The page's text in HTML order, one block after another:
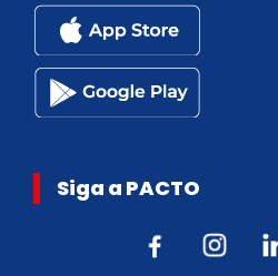
Siga a PACTO